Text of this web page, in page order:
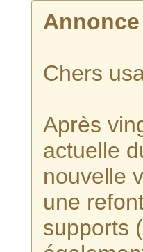
Annonce
Chers
Après
actuelle
nouvelle
une
supports